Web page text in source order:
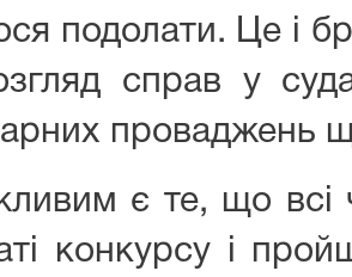
подолати. Це і
справ у
проваджень
є те, що
конкурсу і